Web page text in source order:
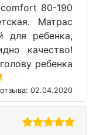
80-190
Матрас
для ребенка,
качество!
ребенка
02.04.2020